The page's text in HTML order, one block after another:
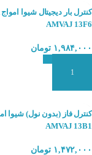
AMVAJ 13F6
۱,۹۸۴,۰۰۰ تومان
AMVAJ 13B1
۱,۴۷۲,۰۰۰ تومان